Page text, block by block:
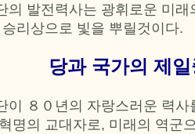
의 발전력사는 광휘로운 미
리상으로 빛을 뿌릴것이다.
당과 국가의 제
이 ８０년의 자랑스러운 력
명의 교대자로, 미래의 역군